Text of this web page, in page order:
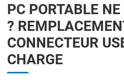
PC PORTABLE
?
CONNECTEUR
CHARGE